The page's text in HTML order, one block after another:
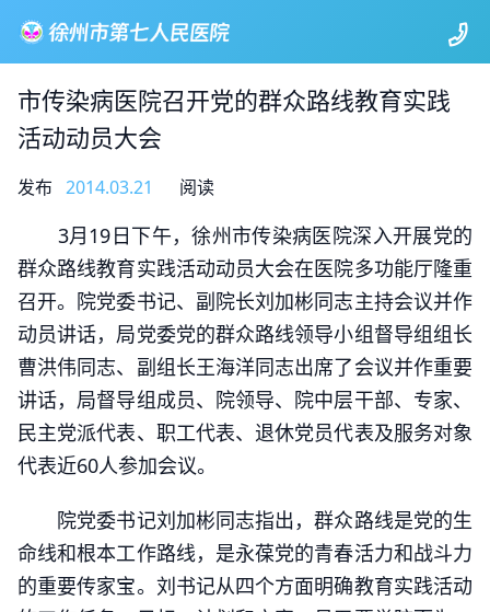
市传染病医院召开党的群众路线教育实践
活动动员大会
发布 2014.03.21 阅读
3月19日下午，徐州市传染病医院深入开展党的
群众路线教育实践活动动员大会在医院多功能厅隆重
召开。院党委书记、副院长刘加彬同志主持会议并作
动员讲话，局党委党的群众路线领导小组督导组组长
曹洪伟同志、副组长王海洋同志出席了会议并作重要
讲话，局督导组成员、院领导、院中层干部、专家、
民主党派代表、职工代表、退休党员代表及服务对象
代表近60人参加会议。
院党委书记刘加彬同志指出，群众路线是党的生
命线和根本工作路线，是永葆党的青春活力和战斗力
的重要传家宝。刘书记从四个方面明确教育实践活动